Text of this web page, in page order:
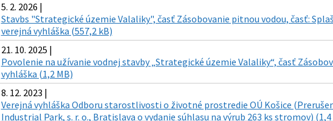
5. 2. 2026 |
Stavbs "Strategické územie Valaliky", časť Zásobovanie pitnou vodou, časť:
verejná vyhláška (557,2 kB)
21. 10. 2025 |
Povolenie na užívanie vodnej stavby „Strategické územie Valaliky“, časť
vyhláška (1,2 MB)
8. 12. 2023 |
Verejná vyhláška Odboru starostlivosti o životné prostredie OÚ Košice
Industrial Park, s. r. o., Bratislava o vydanie súhlasu na výrub 263 ks stromov) (1,4